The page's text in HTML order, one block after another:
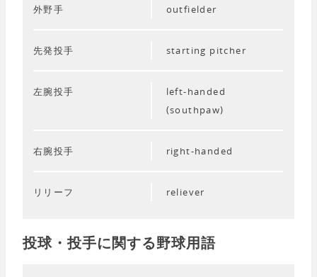
外野手 outfielder
先発投手 starting pitcher
左腕投手
left-handed
(southpaw)
右腕投手 right-handed
リリーフ reliever
投球・投手に関する野球用語